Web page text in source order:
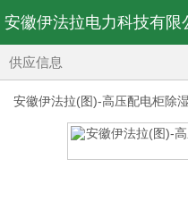
安徽伊法拉电力科技有限
供应信息
安徽伊法拉(图)-高压配电柜除